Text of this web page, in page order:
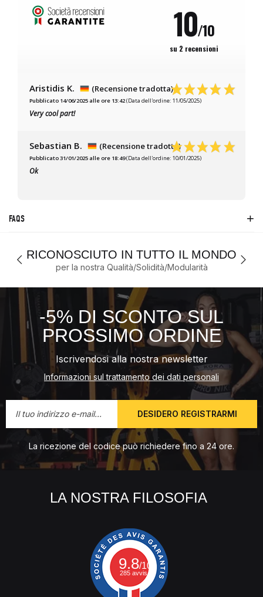
10/10
su 2 recensioni
Aristidis K. (Recensione tradotta)
Pubblicato 14/06/2025 alle ore 13:42(Data dell'ordine: 11/05/2025)
Very cool part!
Sebastian B. (Recensione tradotta)
Pubblicato 31/01/2025 alle ore 18:49(Data dell'ordine: 10/01/2025)
Ok
FAQS
RICONOSCIUTO IN TUTTO IL MONDO
per la nostra Qualità/Solidità/Modularità
-5% DI SCONTO SUL
PROSSIMO ORDINE
Iscrivendosi alla nostra newsletter
Informazioni sul trattamento dei dati personali
DESIDERO REGISTRARMI
La ricezione del codice può richiedere fino a 24 ore.
LA NOSTRA FILOSOFIA
9.8/10
285 avvis.